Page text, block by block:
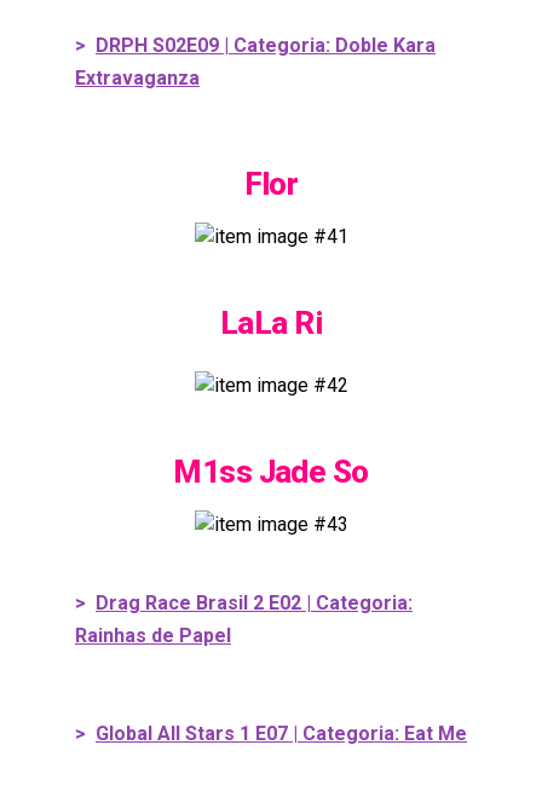
> DRPH S02E09 | Categoria: Doble Kara
Extravaganza
Flor
LaLa Ri
M1ss Jade So
> Drag Race Brasil 2 E02 | Categoria:
Rainhas de Papel
> Global All Stars 1 E07 | Categoria: Eat Me